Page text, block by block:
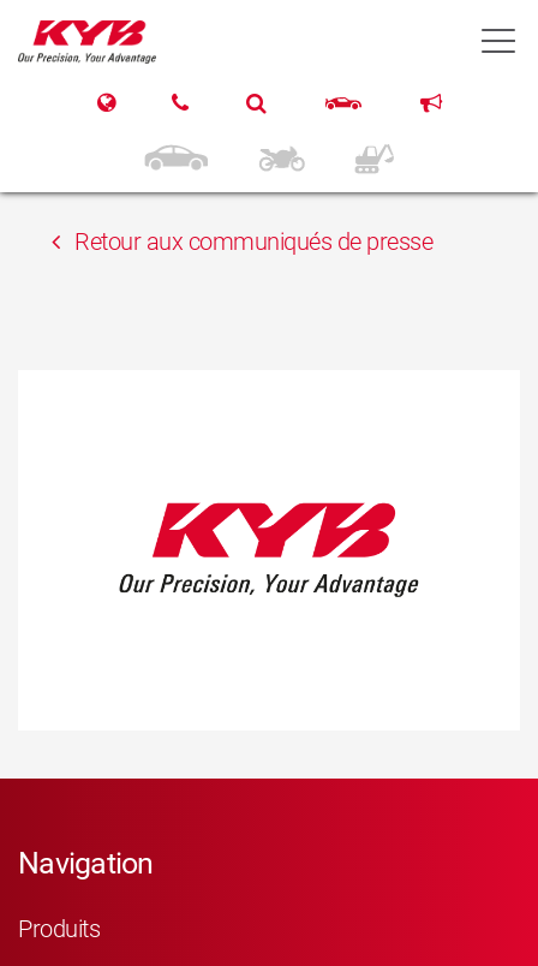
15 mai 2018
NEXUS Bulgaria OOD /
Retour aux communiqués de presse
Navigation
Produits